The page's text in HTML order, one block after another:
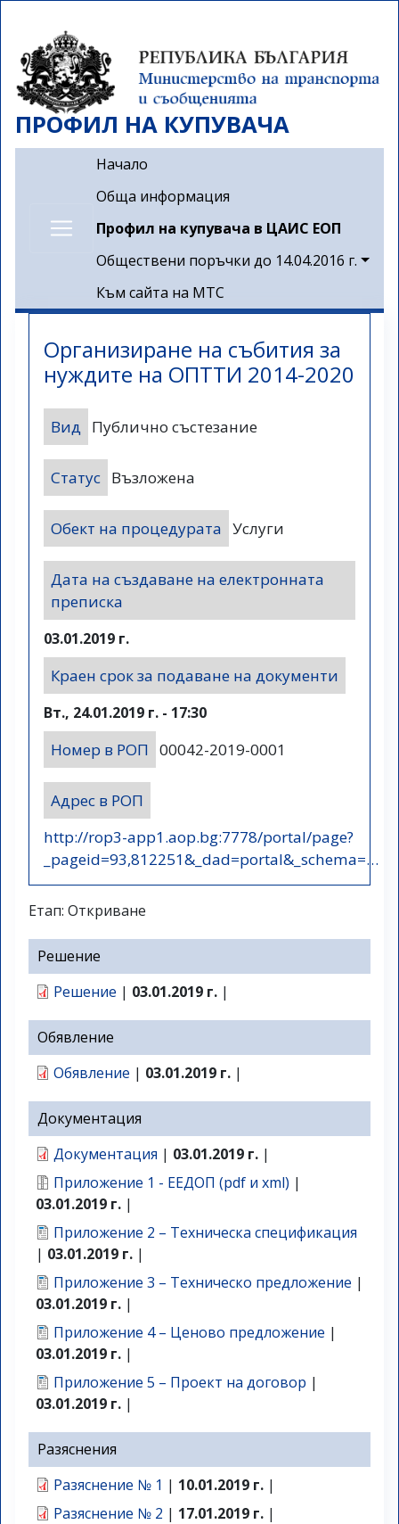
към
основното
съдържание
ПРОФИЛ НА КУПУВАЧА
Main navigation
Начало
Обща информация
Профил на купувача в ЦАИС ЕОП
Обществени поръчки до 14.04.2016 г.
Към сайта на МТС
Организиране на събития за
нуждите на ОПТТИ 2014-2020
Вид Публично състезание
Статус Възложена
Обект на процедурата Услуги
Дата на създаване на електронната
преписка
03.01.2019 г.
Краен срок за подаване на документи
Вт., 24.01.2019 г. - 17:30
Номер в РОП 00042-2019-0001
Адрес в РОП
http://rop3-app1.aop.bg:7778/portal/page?
_pageid=93,812251&_dad=portal&_schema=…
Етап: Откриване
Решение
Решение | 03.01.2019 г. |
Обявление
Обявление | 03.01.2019 г. |
Документация
Документация | 03.01.2019 г. |
Приложение 1 - ЕЕДОП (pdf и xml) |
03.01.2019 г. |
Приложение 2 – Техническа спецификация
| 03.01.2019 г. |
Приложение 3 – Техническо предложение |
03.01.2019 г. |
Приложение 4 – Ценово предложение |
03.01.2019 г. |
Приложение 5 – Проект на договор |
03.01.2019 г. |
Разяснения
Разяснение № 1 | 10.01.2019 г. |
Разяснение № 2 | 17.01.2019 г. |